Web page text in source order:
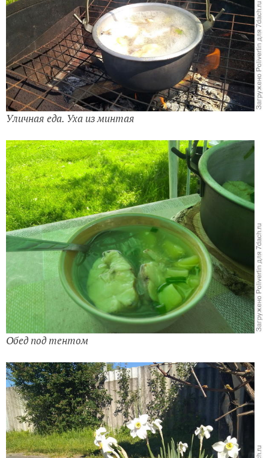
Уличная еда. Уха из минтая
Обед под тентом